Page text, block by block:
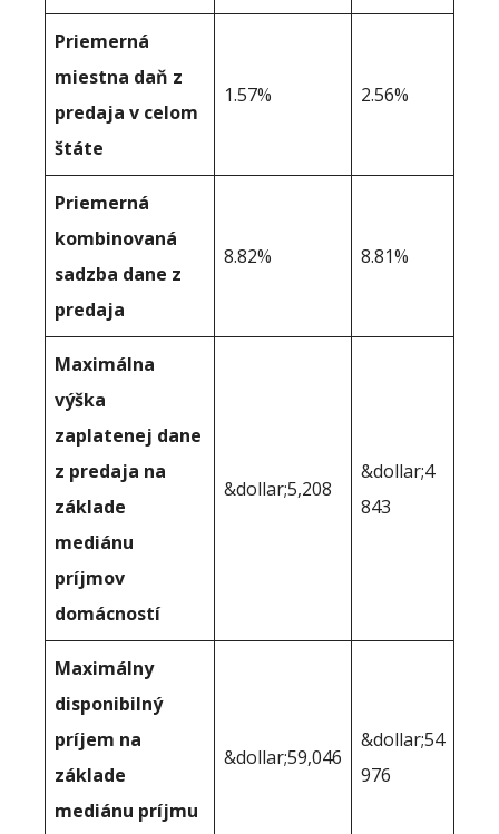
Priemerná
miestna daň z
predaja v celom
štáte
1.57% 2.56%
Priemerná
kombinovaná
sadzba dane z
predaja
8.82% 8.81%
Maximálna
výška
zaplatenej dane
z predaja na
základe
mediánu
príjmov
domácností
&dollar;5,208
&dollar;4
843
Maximálny
disponibilný
príjem na
základe
mediánu príjmu
&dollar;59,046
&dollar;54
976